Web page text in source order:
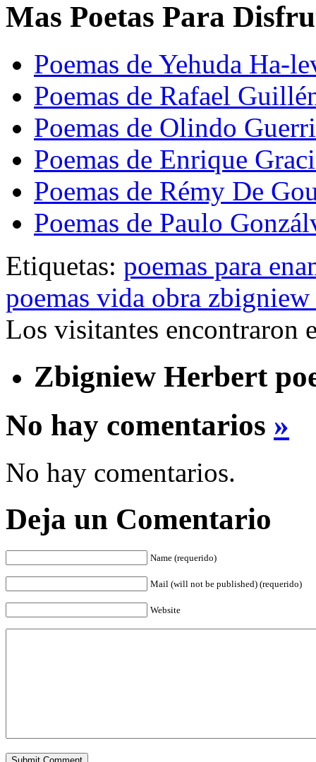
Mas Poetas Para
Poemas de Yehuda Ha-
Poemas de Rafael
Poemas de Olindo
Poemas de Enrique
Poemas de Rémy De
Poemas de Paulo
Etiquetas: poemas para
poemas vida obra
Los visitantes encontraron
Zbigniew Herbert
No hay comentarios »
No hay comentarios.
Deja un Comentario
Name (requerido)
Mail (will not be published) (requerido)
Website